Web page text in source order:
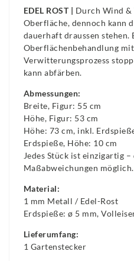
EDEL ROST | Durch Wind
Oberfläche, dennoch kann
dauerhaft draussen stehen.
Oberflächenbehandlung
Verwitterungsprozess
kann abfärben.
Abmessungen:
Breite, Figur: 55 cm
Höhe, Figur: 53 cm
Höhe: 73 cm, inkl.
Erdspieße, Höhe: 10 cm
Jedes Stück ist einzigartig
Maßabweichungen möglich.
Material:
1 mm Metall / Edel-Rost
Erdspieße: ø 5 mm,
Lieferumfang:
1 Gartenstecker